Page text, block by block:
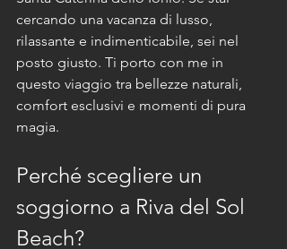
cercando una vacanza di lusso,
rilassante e indimenticabile, sei nel
posto giusto. Ti porto con me in
questo viaggio tra bellezze naturali,
comfort esclusivi e momenti di pura
magia.
Perché scegliere un
soggiorno a Riva del Sol
Beach?